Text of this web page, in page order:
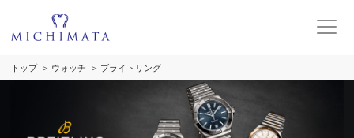
トップ ウォッチ ブライトリング